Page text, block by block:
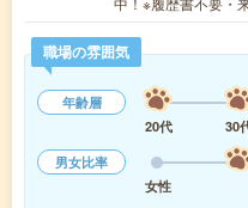
職場の雰囲気
年齢層
20代
30
男女比率
女性